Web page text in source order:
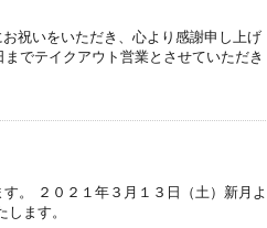
祝いをいただき、心より感謝申し上げ
でテイクアウト営業とさせていただき
。 ２０２１年３月１３日（土）新月よ
ます。